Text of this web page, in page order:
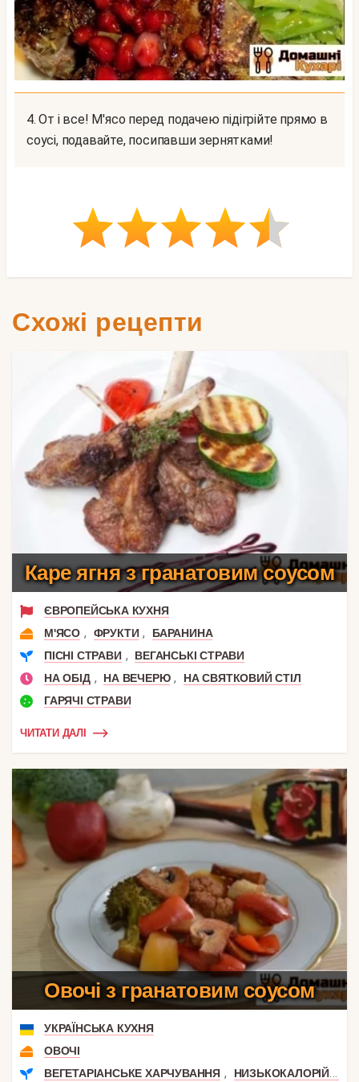
4. От і все! М'ясо перед подачею підігрійте прямо в
соусі, подавайте, посипавши зернятками!
Схожі рецепти
Каре ягня з гранатовим соусом
ЄВРОПЕЙСЬКА КУХНЯ
М'ЯСО , ФРУКТИ ,
БАРАНИНА
ПІСНІ СТРАВИ ,
ВЕГАНСЬКІ СТРАВИ
НА ОБІД , НА ВЕЧЕРЮ ,
НА СВЯТКОВИЙ СТІЛ
ГАРЯЧІ СТРАВИ
ЧИТАТИ ДАЛІ
Овочі з гранатовим соусом
УКРАЇНСЬКА КУХНЯ
ОВОЧІ
ВЕГЕТАРІАНСЬКЕ ХАРЧУВАННЯ ,
НИЗЬКОКАЛОРІЙНІ